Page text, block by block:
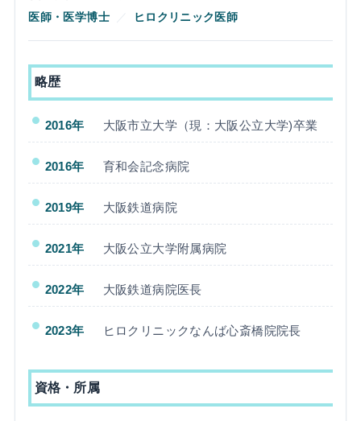
医師・医学博士 ／ ヒロクリニック医師
略歴
2016年 大阪市立大学（現：大阪公立大学)卒業
2016年 育和会記念病院
2019年 大阪鉄道病院
2021年 大阪公立大学附属病院
2022年 大阪鉄道病院医長
2023年 ヒロクリニックなんば心斎橋院院長
資格・所属